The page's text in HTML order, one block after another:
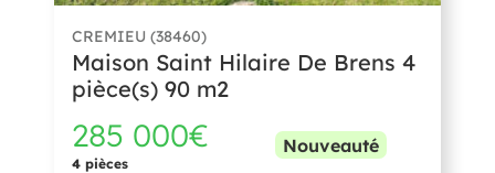
CREMIEU (38460)
Maison Saint Hilaire De Brens 4
pièce(s) 90 m2
285 000€
4 pièces
Nouveauté